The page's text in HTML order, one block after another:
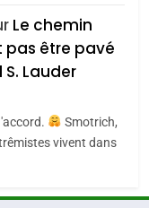
pays
la plus
le
Le chemin
pas être pavé
Lauder
Smotrich,
vivent dans
de
de Tadla
produits